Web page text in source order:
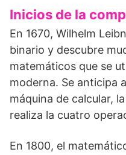
Inicios de la
En 1670, Wilhelm
binario y descubre
matemáticos que se
moderna. Se anticipa
máquina de calcular,
realiza la cuatro
En 1800, el